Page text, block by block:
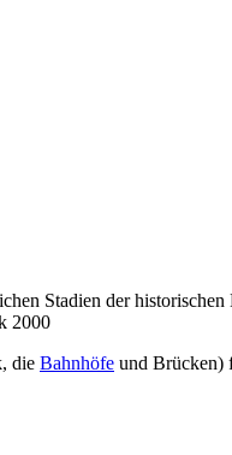
Stadien der
2000
die Bahnhöfe und Brücken)